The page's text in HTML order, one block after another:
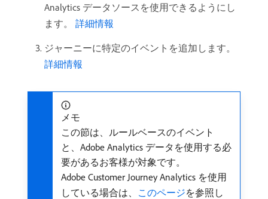
Analytics データソースを使用できるようにし
ます。 詳細情報
ジャーニーに特定のイベントを追加します。
詳細情報
メモ
この節は、ルールベースのイベント
と、Adobe Analytics データを使用する必
要があるお客様が対象です。
Adobe Customer Journey Analytics を使用
している場合は、 このページを参照し